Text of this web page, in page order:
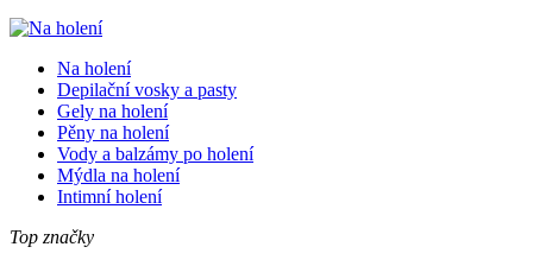
Na holení
Depilační vosky a pasty
Gely na holení
Pěny na holení
Vody a balzámy po holení
Mýdla na holení
Intimní holení
Top značky